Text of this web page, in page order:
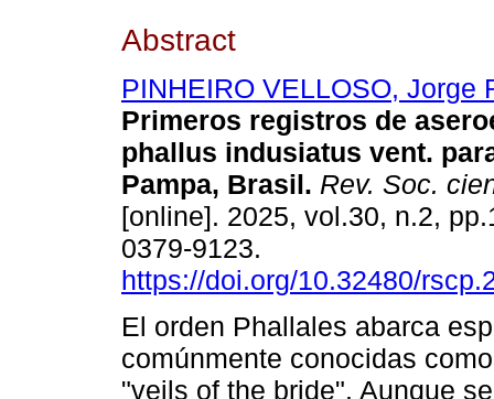
Abstract
PINHEIRO VELLOSO, Jorge
Primeros registros de
phallus indusiatus vent.
Pampa, Brasil. Rev. Soc.
[online]. 2025, vol.30, n.2,
0379-9123.
https://doi.org/10.32480/
El orden Phallales abarca
comúnmente conocidas
"veils of the bride". Aunque